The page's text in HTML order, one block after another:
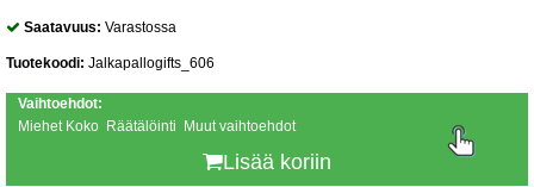
Saatavuus: Varastossa
Tuotekoodi: Jalkapallogifts_606
Vaihtoehdot:
Miehet Koko Räätälöinti Muut vaihtoehdot
Lisää koriin